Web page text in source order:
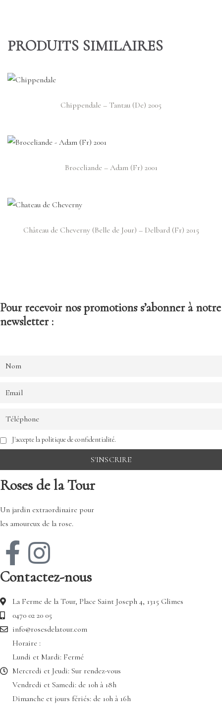
PRODUITS SIMILAIRES
Chippendale – Tantau (De) 2005
Broceliande – Adam (Fr) 2001
Château de Cheverny (Belle de Jour) – Delbard (Fr) 2015
Pour recevoir nos promotions s’abonner à notre
newsletter :
J'accepte la politique de confidentialité.
Roses de la Tour
Un jardin extraordinaire pour
les amoureux de la rose.
Contactez-nous
La Ferme de la Tour, Place Saint Joseph 4, 1315 Glimes
0470 02 20 05
info@rosesdelatour.com
Horaire :
Lundi et Mardi: Fermé
Mercredi et Jeudi: Sur rendez-vous
Vendredi et Samedi: de 10h à 18h
Dimanche et jours fériés: de 10h à 16h